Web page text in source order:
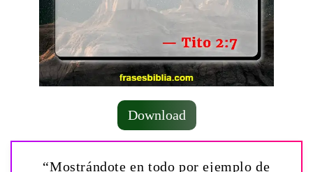
Download
“Mostrándote en todo por ejemplo de